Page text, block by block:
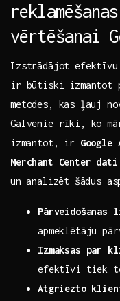
vērtēšanai
Izstrādājot efektīvu
ir būtiski izmantot
metodes, kas⁤ ļauj
Galvenie rīki, ko
⁤izmantot, ir Google
Merchant Center ​dati
‌un ⁤analizēt⁤ šādus
Pārveidošanas
apmeklētāju
Izmaksas par
efektīvi tiek
Atgriezto